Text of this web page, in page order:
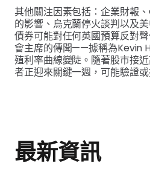
其他關注因素包括：企業財報
的影響、烏克蘭停火談判以及
債券可能對任何英國預算反對
會主席的傳聞——據稱為Kevin
殖利率曲線變陡。隨著股市接
者正迎來關鍵一週，可能驗證
最新資訊